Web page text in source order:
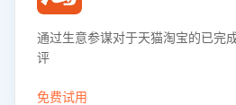
通过生意参谋对于天猫淘宝的已完
评
免费试用